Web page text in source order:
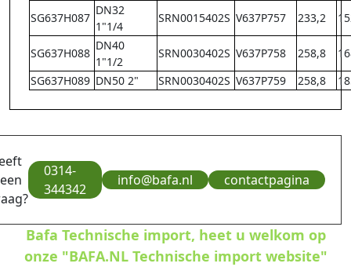
SG637H087
DN32
1"1/4
SRN0015402S V637P757 233,2
SG637H088
DN40
1"1/2
SRN0030402S V637P758 258,8
SG637H089 DN50 2" SRN0030402S V637P759 258,8
0314-
344342
info@bafa.nl contactpagina
Bafa Technische import, heet u welkom op
onze "BAFA.NL Technische import website"